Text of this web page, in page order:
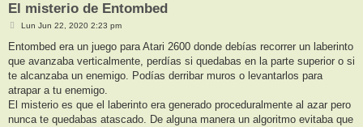
El misterio de Entombed
M
n
a
Lun Jun 22, 2020 2:23 pm
Entombed era un juego para Atari 2600 donde debías recorrer un laberinto
que avanzaba verticalmente, perdías si quedabas en la parte superior o si
te alcanzaba un enemigo. Podías derribar muros o levantarlos para
atrapar a tu enemigo.
El misterio es que el laberinto era generado proceduralmente al azar pero
nunca te quedabas atascado. De alguna manera un algoritmo evitaba que